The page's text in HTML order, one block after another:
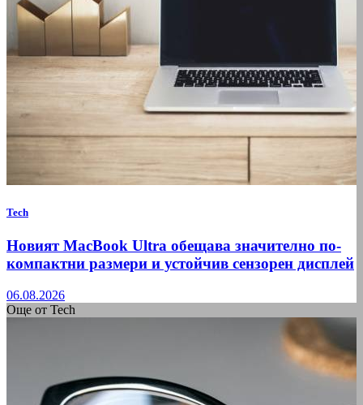
Tech
Новият MacBook Ultra обещава значително по-
компактни размери и устойчив сензорен дисплей
06.08.2026
Още от Tech